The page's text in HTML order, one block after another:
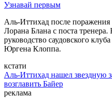
Узнавай первым
Аль-Иттихад после
Лорана Блана с поста тренера.
руководство саудовского
Юргена Клоппа.
кстати
Аль-Иттихад нашел звездную
возглавить Байер
реклама